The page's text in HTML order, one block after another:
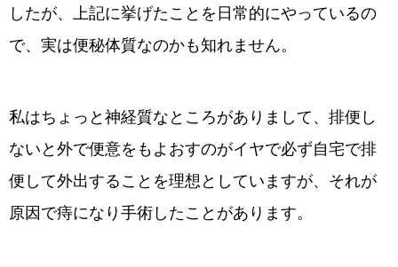
したが、上記に挙げたことを日常的にやっているの
で、実は便秘体質なのかも知れません。
私はちょっと神経質なところがありまして、排便し
ないと外で便意をもよおすのがイヤで必ず自宅で排
便して外出することを理想としていますが、それが
原因で痔になり手術したことがあります。